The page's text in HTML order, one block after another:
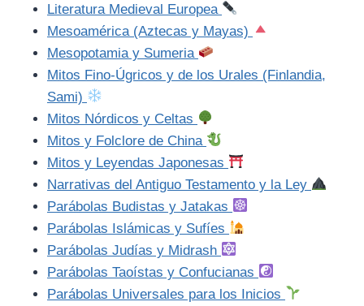
Literatura Medieval Europea
Mesoamérica (Aztecas y Mayas)
Mesopotamia y Sumeria
Mitos Fino-Úgricos y de los Urales (Finlandia,
Sami)
Mitos Nórdicos y Celtas
Mitos y Folclore de China
Mitos y Leyendas Japonesas
Narrativas del Antiguo Testamento y la Ley
Parábolas Budistas y Jatakas
Parábolas Islámicas y Sufíes
Parábolas Judías y Midrash
Parábolas Taoístas y Confucianas
Parábolas Universales para los Inicios